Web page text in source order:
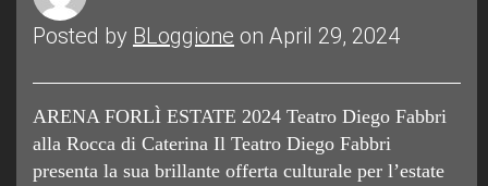
Posted by BLoggione on April 29, 2024
ARENA FORLÌ ESTATE 2024 Teatro Diego Fabbri
alla Rocca di Caterina Il Teatro Diego Fabbri
presenta la sua brillante offerta culturale per l’estate